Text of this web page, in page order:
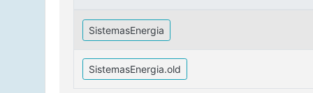
Tópico
SistemasEnergia
SistemasEnergia.old